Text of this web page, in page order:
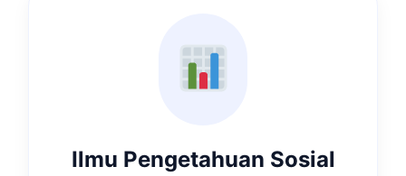
Ilmu Pengetahuan Sosial